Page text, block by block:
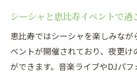
シーシャと恵比寿イベントで過
恵比寿ではシーシャを楽しみなが
ベントが開催されており、夜更
ができます。音楽ライブやDJパ